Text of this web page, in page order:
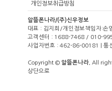
개인정보취급방침
알뜰폰나라/(주)신우정보
대표 : 김지희/개인정보책임자:
고객센터 : 1688-7468 / 010-
사업자번호 : 462-86-00181 | 통
Copyright © 알뜰폰나라. All
상단으로